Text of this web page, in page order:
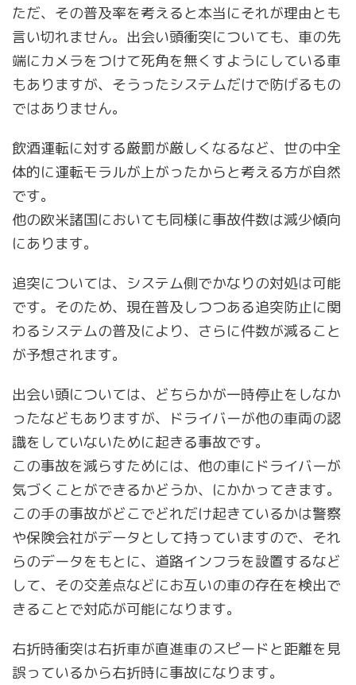
ただ、その普及率を考えると本当にそれが理由とも
言い切れません。出会い頭衝突についても、車の先
端にカメラをつけて死角を無くすようにしている車
もありますが、そうったシステムだけで防げるもの
ではありません。
飲酒運転に対する厳罰が厳しくなるなど、世の中全
体的に運転モラルが上がったからと考える方が自然
です。
他の欧米諸国においても同様に事故件数は減少傾向
にあります。
追突については、システム側でかなりの対処は可能
です。そのため、現在普及しつつある追突防止に関
わるシステムの普及により、さらに件数が減ること
が予想されます。
出会い頭については、どちらかが一時停止をしなか
ったなどもありますが、ドライバーが他の車両の認
識をしていないために起きる事故です。
この事故を減らすためには、他の車にドライバーが
気づくことができるかどうか、にかかってきます。
この手の事故がどこでどれだけ起きているかは警察
や保険会社がデータとして持っていますので、それ
らのデータをもとに、道路インフラを設置するなど
して、その交差点などにお互いの車の存在を検出で
きることで対応が可能になります。
右折時衝突は右折車が直進車のスピードと距離を見
誤っているから右折時に事故になります。